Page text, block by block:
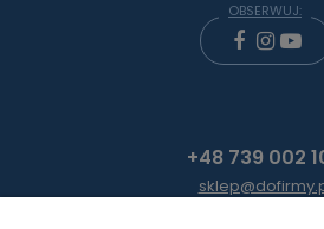
OBSERWUJ:
+48 739 002